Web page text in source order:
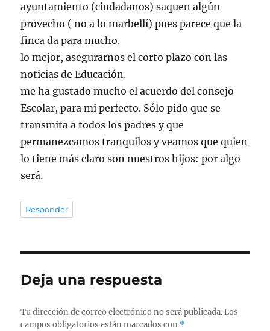
ayuntamiento (ciudadanos) saquen algún
provecho ( no a lo marbellí) pues parece que la
finca da para mucho.
lo mejor, asegurarnos el corto plazo con las
noticias de Educación.
me ha gustado mucho el acuerdo del consejo
Escolar, para mi perfecto. Sólo pido que se
transmita a todos los padres y que
permanezcamos tranquilos y veamos que quien
lo tiene más claro son nuestros hijos: por algo
será.
Responder
Deja una respuesta
Tu dirección de correo electrónico no será publicada. Los
campos obligatorios están marcados con *